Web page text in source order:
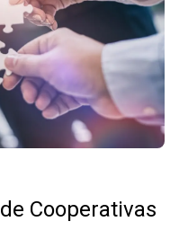
Cooperativas